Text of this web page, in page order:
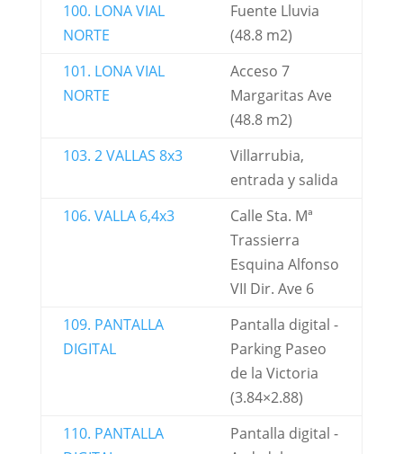
100. LONA VIAL
NORTE
Fuente Lluvia
(48.8 m2)
101. LONA VIAL
NORTE
Acceso 7
Margaritas Ave
(48.8 m2)
103. 2 VALLAS 8x3
Villarrubia,
entrada y salida
106. VALLA 6,4x3
Calle Sta. Mª
Trassierra
Esquina Alfonso
VII Dir. Ave 6
109. PANTALLA
DIGITAL
Pantalla digital -
Parking Paseo
de la Victoria
(3.84×2.88)
110. PANTALLA
Pantalla digital -